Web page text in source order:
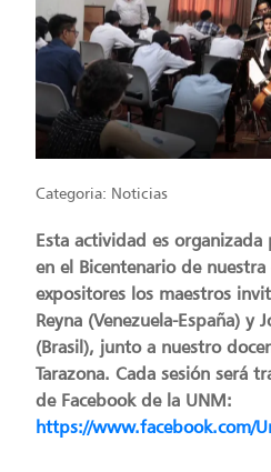
Categoria: Noticias
Esta actividad es
en el Bicentenario de
expositores los maestros
Reyna (Venezuela-España) y
(Brasil), junto a nuestro
Tarazona. Cada sesión será
de Facebook de la UNM:
https://www.facebook.com/